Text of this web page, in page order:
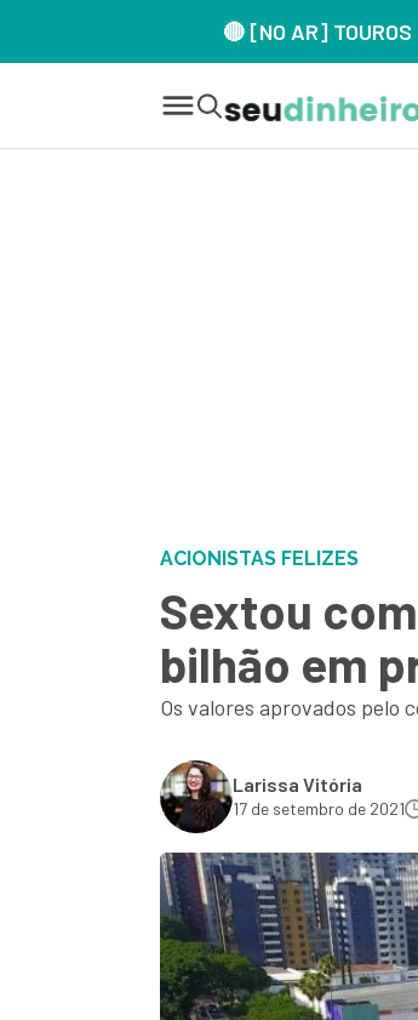
🔴 [NO AR] TOUROS
ACIONISTAS FELIZES
Sextou
bilhão em
Os valores aprovados pelo
Larissa Vitória
17 de setembro de 2021